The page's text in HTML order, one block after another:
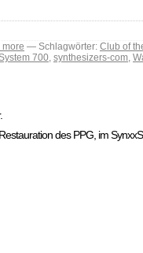
more — Schlagwörter: Club of
700 synthesizers-com
des PPG, im